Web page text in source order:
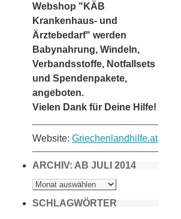
Webshop "KÄB
Krankenhaus- und
Ärztebedarf" werden
Babynahrung, Windeln,
Verbandsstoffe, Notfallsets
und Spendenpakete,
angeboten.
Vielen Dank für Deine Hilfe!
Website: Griechenlandhilfe.at
ARCHIV: AB JULI 2014
ARCHIV:
AB
2014
SCHLAGWÖRTER